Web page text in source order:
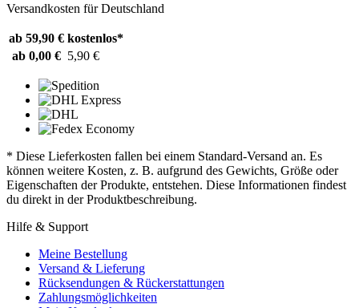
Versandkosten für Deutschland
ab 59,90 € kostenlos*
ab 0,00 € 5,90 €
* Diese Lieferkosten fallen bei einem Standard-Versand an. Es
können weitere Kosten, z. B. aufgrund des Gewichts, Größe oder
Eigenschaften der Produkte, entstehen. Diese Informationen findest
du direkt in der Produktbeschreibung.
Hilfe & Support
Meine Bestellung
Versand & Lieferung
Rücksendungen & Rückerstattungen
Zahlungsmöglichkeiten